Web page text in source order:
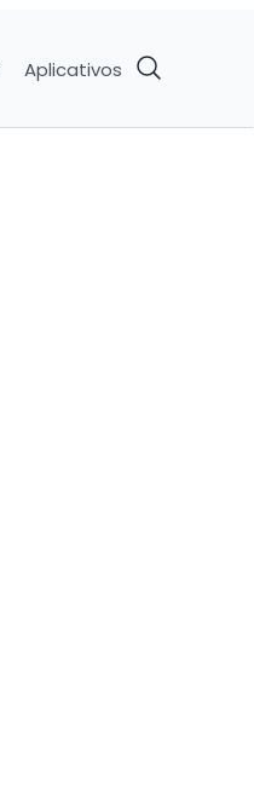
Aplicativos